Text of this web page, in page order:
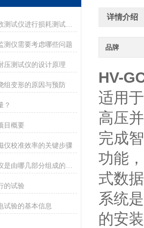
测仪需要考虑哪些问题
压测试仪的设计原理
组变形的原因与预防
？
目概要
仪校准效率的关键步骤
的试验
试验的基本信息
详情介绍
品牌
HV-
适用
高压
完成
功能
式数
系统
的安